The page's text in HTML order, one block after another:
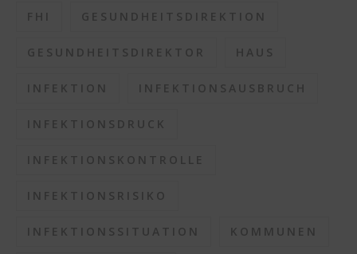
FHI GESUNDHEITSDIREKTION
GESUNDHEITSDIREKTOR HAUS
INFEKTION INFEKTIONSAUSBRUCH
INFEKTIONSDRUCK
INFEKTIONSKONTROLLE
INFEKTIONSRISIKO
INFEKTIONSSITUATION KOMMUNEN